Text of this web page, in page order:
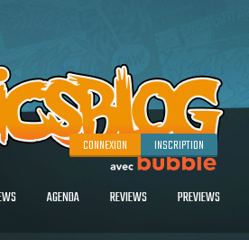
CONNEXION INSCRIPTION
AGENDA REVIEWS PREVIEWS